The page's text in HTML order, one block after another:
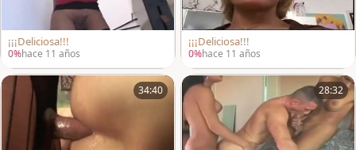
¡¡¡Deliciosa!!!
0%hace 11 años
¡¡¡Deliciosa!!!
0%hace 11 años
34:40 28:32